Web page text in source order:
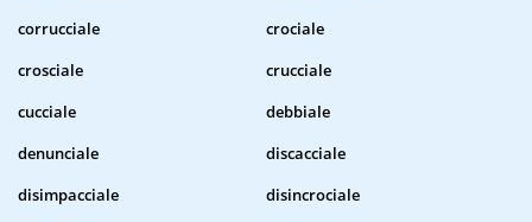
corrucciale
crociale
crosciale
crucciale
cucciale
debbiale
denunciale
discacciale
disimpacciale
disincrociale